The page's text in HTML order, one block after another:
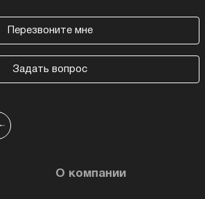
Перезвоните мне
Задать вопрос
О компании